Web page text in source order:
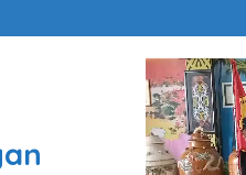
Pemutar
Video